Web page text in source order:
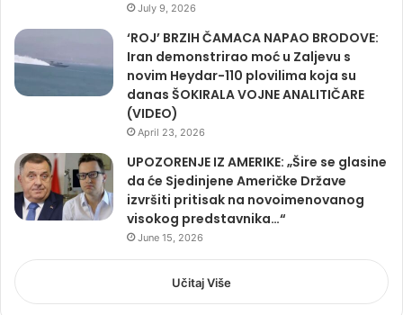
July 9, 2026
‘ROJ’ BRZIH ČAMACA NAPAO BRODOVE:
Iran demonstrirao moć u Zaljevu s
novim Heydar-110 plovilima koja su
danas ŠOKIRALA VOJNE ANALITIČARE
(VIDEO)
April 23, 2026
UPOZORENJE IZ AMERIKE: „Šire se glasine
da će Sjedinjene Američke Države
izvršiti pritisak na novoimenovanog
visokog predstavnika…“
June 15, 2026
Učitaj Više